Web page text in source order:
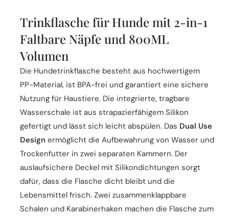
Trinkflasche für Hunde mit 2-in-1
Faltbare Näpfe und 800ML
Volumen
Die Hundetrinkflasche besteht aus hochwertigem
PP-Material, ist BPA-frei und garantiert eine sichere
Nutzung für Haustiere. Die integrierte, tragbare
Wasserschale ist aus strapazierfähigem Silikon
gefertigt und lässt sich leicht abspülen. Das Dual Use
Design ermöglicht die Aufbewahrung von Wasser und
Trockenfutter in zwei separaten Kammern. Der
auslaufsichere Deckel mit Silikondichtungen sorgt
dafür, dass die Flasche dicht bleibt und die
Lebensmittel frisch. Zwei zusammenklappbare
Schalen und Karabinerhaken machen die Flasche zum